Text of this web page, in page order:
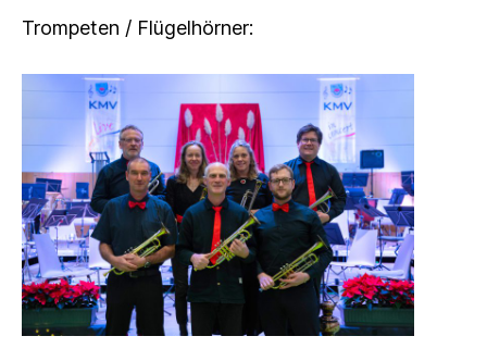
Trompeten / Flügelhörner: